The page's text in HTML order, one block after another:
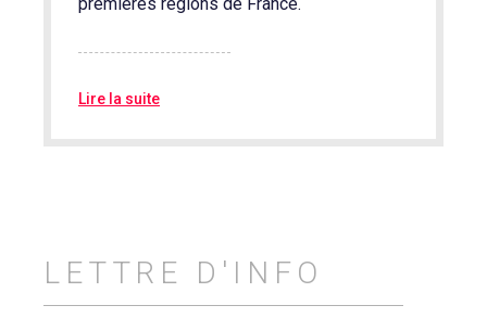
Lire la suite
LETTRE D'INFO